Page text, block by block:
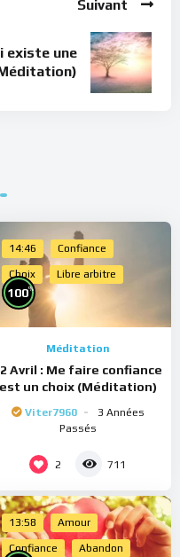
Suivant
existe une
14:46 Confiance
Choix Libre arbitre
100%
Méditation
Avril : Me faire confiance
est un choix (Méditation)
Viter7960
3 Années
Passés
2 711
13:58 Amour
Confiance Abandon